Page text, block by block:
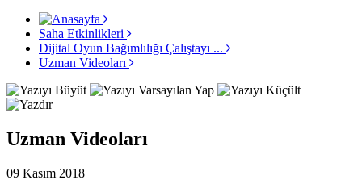
Saha Etkinlikleri
Dijital Oyun Bağımlılığı Çalıştayı ...
Uzman Videoları
Uzman Videoları
09 Kasım 2018